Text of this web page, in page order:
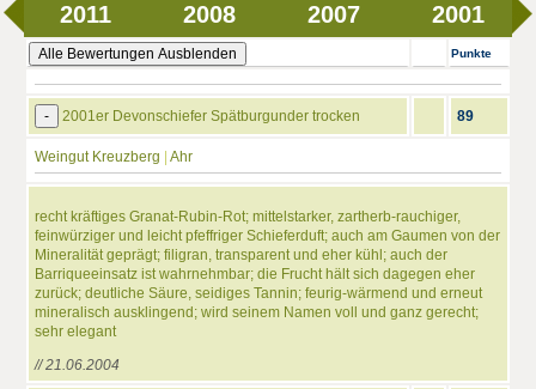
2011 2008 2007 2001
Alle Bewertungen Ausblenden Punkte
- 2001er Devonschiefer Spätburgunder trocken 89
Weingut Kreuzberg Ahr
recht kräftiges Granat-Rubin-Rot; mittelstarker, zartherb-rauchiger,
feinwürziger und leicht pfeffriger Schieferduft; auch am Gaumen von der
Mineralität geprägt; filigran, transparent und eher kühl; auch der
Barriqueeinsatz ist wahrnehmbar; die Frucht hält sich dagegen eher
zurück; deutliche Säure, seidiges Tannin; feurig-wärmend und erneut
mineralisch ausklingend; wird seinem Namen voll und ganz gerecht;
sehr elegant
// 21.06.2004